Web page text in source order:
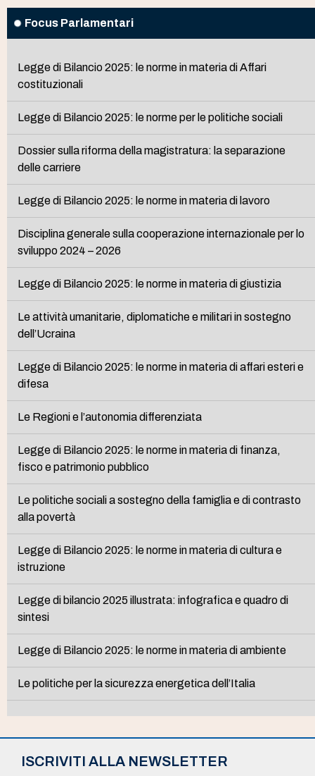
Focus Parlamentari
Legge di Bilancio 2025: le norme in materia di Affari
costituzionali
Legge di Bilancio 2025: le norme per le politiche sociali
Dossier sulla riforma della magistratura: la separazione
delle carriere
Legge di Bilancio 2025: le norme in materia di lavoro
Disciplina generale sulla cooperazione internazionale per lo
sviluppo 2024 – 2026
Legge di Bilancio 2025: le norme in materia di giustizia
Le attività umanitarie, diplomatiche e militari in sostegno
dell’Ucraina
Legge di Bilancio 2025: le norme in materia di affari esteri e
difesa
Le Regioni e l’autonomia differenziata
Legge di Bilancio 2025: le norme in materia di finanza,
fisco e patrimonio pubblico
Le politiche sociali a sostegno della famiglia e di contrasto
alla povertà
Legge di Bilancio 2025: le norme in materia di cultura e
istruzione
Legge di bilancio 2025 illustrata: infografica e quadro di
sintesi
Legge di Bilancio 2025: le norme in materia di ambiente
Le politiche per la sicurezza energetica dell’Italia
ISCRIVITI ALLA NEWSLETTER